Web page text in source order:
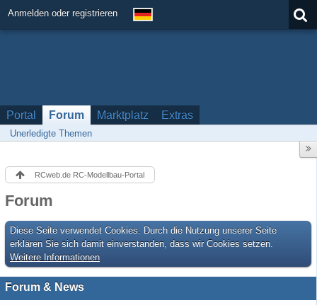
Anmelden oder registrieren
Portal Forum Marktplatz Extras
Unerledigte Themen
RCweb.de RC-Modellbau-Portal
Forum
Diese Seite verwendet Cookies. Durch die Nutzung unserer Seite
erklären Sie sich damit einverstanden, dass wir Cookies setzen.
Weitere Informationen
Forum & News